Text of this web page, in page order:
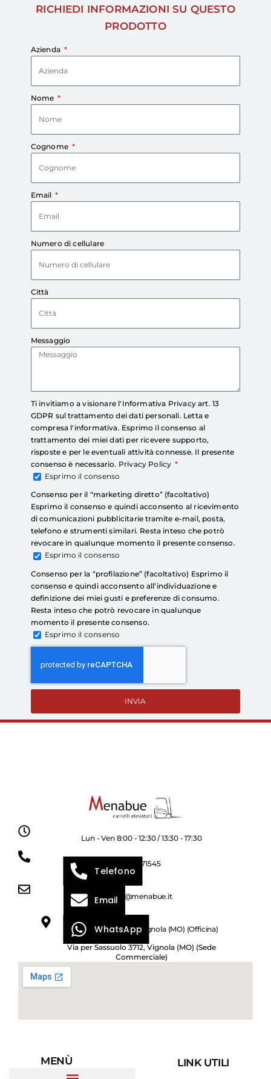
RICHIEDI INFORMAZIONI SU QUESTO
PRODOTTO
Azienda
Nome
Cognome
Email
Numero di cellulare
Città
Messaggio
Ti invitiamo a visionare l'Informativa Privacy art. 13
GDPR sul trattamento dei dati personali. Letta e
compresa l'informativa. Esprimo il consenso al
trattamento dei miei dati per ricevere supporto,
risposte e per le eventuali attività connesse. Il presente
consenso è necessario. Privacy Policy
Esprimo il consenso
Consenso per il “marketing diretto” (facoltativo)
Esprimo il consenso e quindi acconsento al ricevimento
di comunicazioni pubblicitarie tramite e-mail, posta,
telefono e strumenti similari. Resta inteso che potrò
revocare in qualunque momento il presente consenso.
Esprimo il consenso
Consenso per la “profilazione” (facoltativo) Esprimo il
consenso e quindi acconsento all’individuazione e
definizione dei miei gusti e preferenze di consumo.
Resta inteso che potrò revocare in qualunque
momento il presente consenso.
Esprimo il consenso
INVIA
Lun - Ven 8:00 - 12:30 / 13:30 - 17:30
059 771545
info@menabue.it
Via per Sassuolo 1114, Vignola (MO) (Officina)
Via per Sassuolo 3712, Vignola (MO) (Sede
Commerciale)
MENÙ LINK UTILI
Telefono
Email
WhatsApp